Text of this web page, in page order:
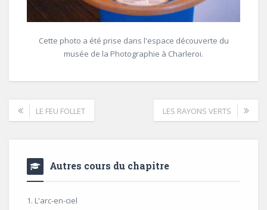
Cette photo a été prise dans l'espace découverte du
musée de la Photographie à Charleroi.
LE FEU FOLLET LES RAYONS VERTS
Autres cours du chapitre
1. L'arc-en-ciel